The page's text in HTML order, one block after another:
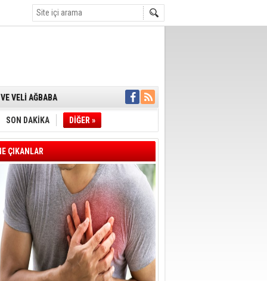
ÇERÇEVE YASA
BAŞLADI
FARKLARI 7
BAŞKANI İLKAY
ÇOCUK KATILIM
ANLAMLI
SON DAKİKA DİĞER »
ÇIKANLAR